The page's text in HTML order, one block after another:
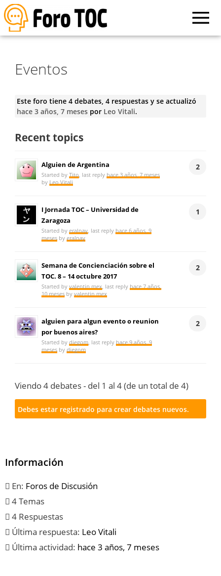
Eventos
Este foro tiene 4 debates, 4 respuestas y se actualizó
hace 3 años, 7 mesespor Leo Vitali.
Recent topics
Alguien de Argentina
Started byTito , last reply hace 3 años, 7 meses
by Leo Vitali
2
I Jornada TOC – Universidad de
Zaragoza
Started byeralnay , last reply hace 6 años, 9
meses byeralnay
1
Semana de Concienciación sobre el
TOC. 8 – 14 octubre 2017
Started byvalentin mex , last reply hace 7 años,
10 meses byvalentin mex
2
alguien para algun evento o reunion
por buenos aires?
Started bydiegom , last reply hace 9 años, 9
meses bydiegom
2
Viendo 4 debates - del 1 al 4 (de un total de 4)
Debes estar registrado para crear debates nuevos.
Información
En: Foros de Discusión
4 Temas
4 Respuestas
Última respuesta: Leo Vitali
Última actividad: hace 3 años, 7 meses